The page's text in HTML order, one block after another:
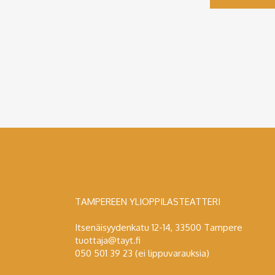
TAMPEREEN YLIOPPILASTEATTERI
Itsenäisyydenkatu 12-14, 33500 Tampere
tuottaja@tayt.fi
050 501 39 23 (ei lippuvarauksia)